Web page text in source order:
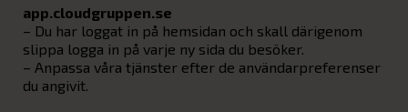
app.cloudgruppen.se
– Du har loggat in på hemsidan och skall därigenom
slippa logga in på varje ny sida du besöker.
– Anpassa våra tjänster efter de användarpreferenser
du angivit.